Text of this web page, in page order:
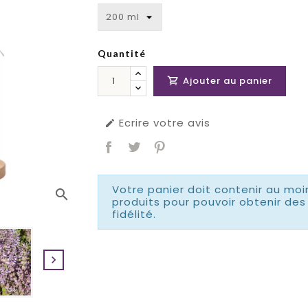
search

Quantité
 Ajouter au panier
 Ecrire votre avis
Votre panier doit contenir au
produits pour pouvoir obtenir
fidélité.